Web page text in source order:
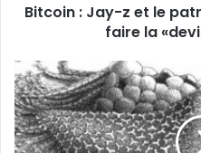
Bitcoin : Jay-z et le
faire la